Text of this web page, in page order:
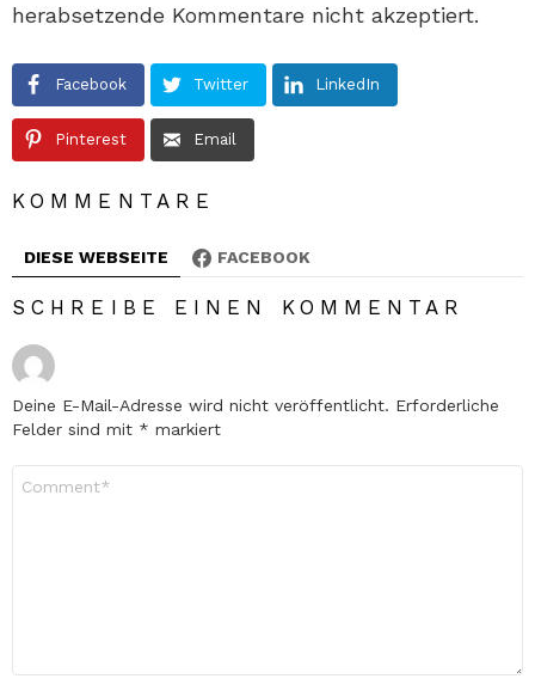
herabsetzende Kommentare nicht akzeptiert.
Facebook Twitter LinkedIn
Pinterest Email
KOMMENTARE
DIESE WEBSEITE FACEBOOK
SCHREIBE EINEN KOMMENTAR
Deine E-Mail-Adresse wird nicht veröffentlicht. Erforderliche
Felder sind mit * markiert